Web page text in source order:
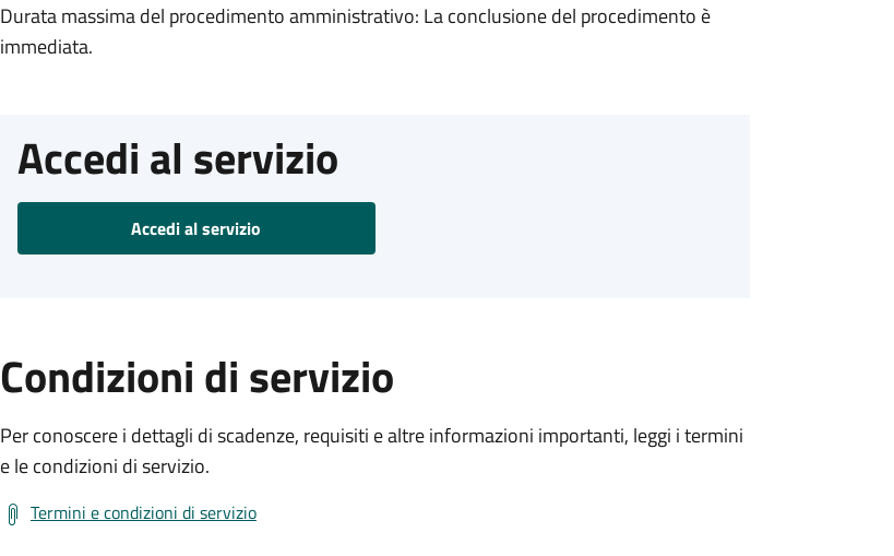
Durata massima del procedimento amministrativo: La conclusione del procedimento è
immediata.
Accedi al servizio
Accedi al servizio
Condizioni di servizio
Per conoscere i dettagli di scadenze, requisiti e altre informazioni importanti, leggi i termini
e le condizioni di servizio.
Termini e condizioni di servizio